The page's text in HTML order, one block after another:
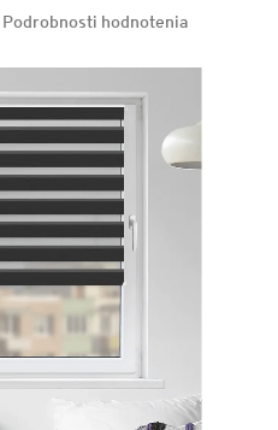
Podrobnosti hodnotenia